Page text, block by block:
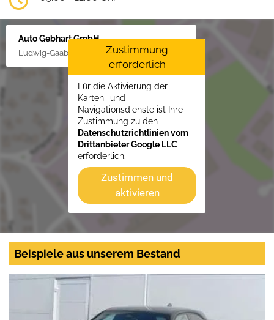
Auto Gebhart GmbH
Ludwig-Gaab-Str. 4, 88427 Bad Schussenried
Zustimmung
erforderlich
Für die Aktivierung der
Karten- und
Navigationsdienste ist Ihre
Zustimmung zu den
Datenschutzrichtlinien vom
Drittanbieter Google LLC
erforderlich.
Zustimmen und
aktivieren
Beispiele aus unserem Bestand